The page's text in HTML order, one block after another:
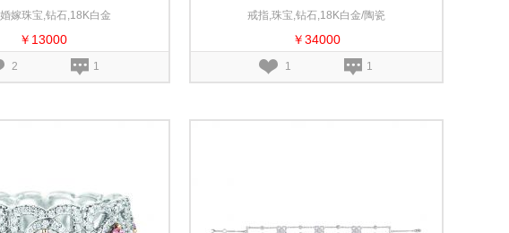
嫁珠宝,钻石,18K白金
￥13000
2 1
戒指,珠宝,钻石,18K白金/陶瓷
￥34000
1 1